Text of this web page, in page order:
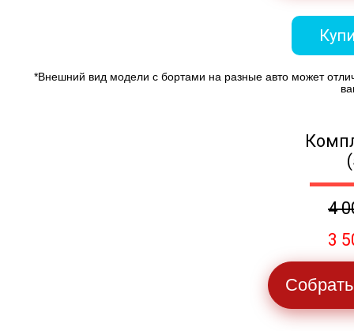
*Внешний вид модели с бортами на разные авто может
4
3